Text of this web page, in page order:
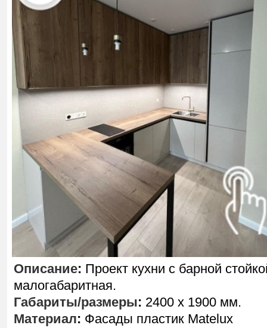
Описание: Проект кухни с барной
малогабаритная.
Габариты/размеры: 2400 х 1900 мм.
Материал: Фасады пластик Matelux